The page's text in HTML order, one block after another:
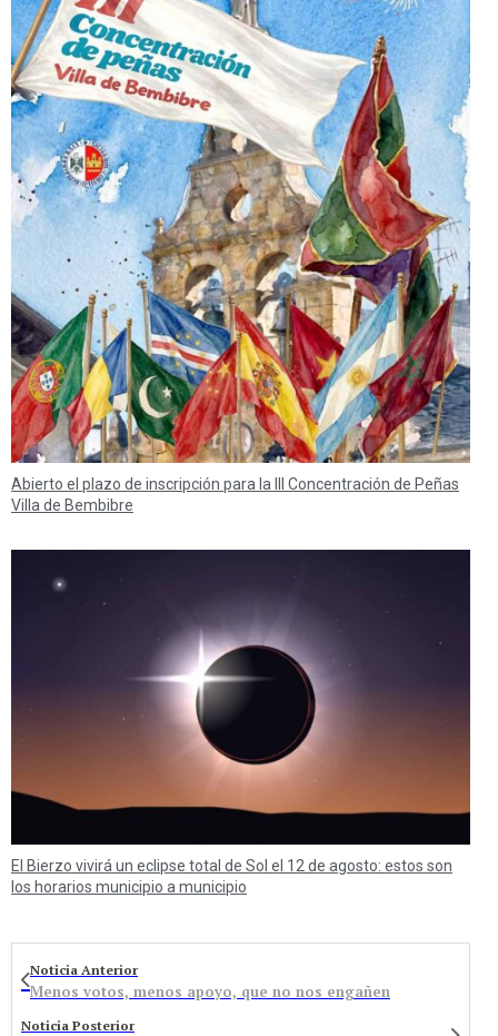
Abierto el plazo de inscripción para la III Concentración de Peñas
Villa de Bembibre
El Bierzo vivirá un eclipse total de Sol el 12 de agosto: estos son
los horarios municipio a municipio
Noticia Anterior
Menos votos, menos apoyo, que no nos engañen
Noticia Posterior